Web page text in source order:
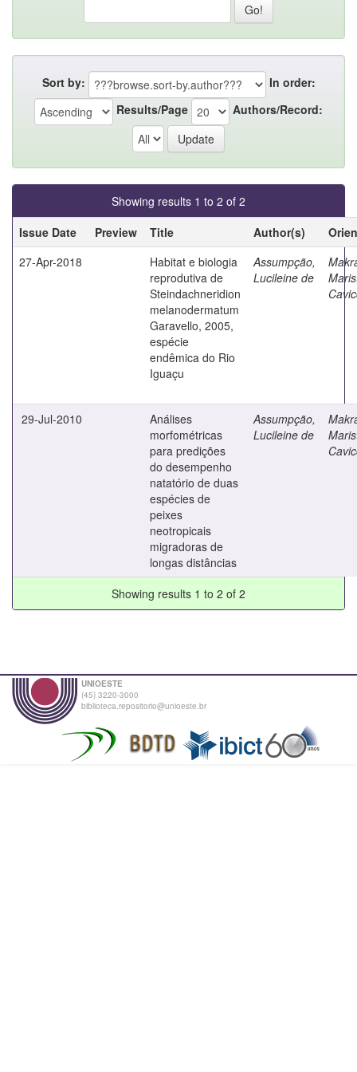
Sort by:
In order:
Results/Page
Authors/Record:
Showing results 1 to 2 of 2
Issue Date
Preview Title Author(s)
27-Apr-2018
Habitat e biologia
reprodutiva de
Steindachneridion
melanodermatum
Garavello, 2005,
espécie
endêmica do Rio
Iguaçu
Assumpção,
Lucileine de
29-Jul-2010
Análises
morfométricas
para predições
do desempenho
natatório de duas
espécies de
peixes
neotropicais
migradoras de
longas distâncias
Assumpção,
Lucileine de
Showing results 1 to 2 of 2
UNIOESTE
(45) 3220-3000
biblioteca.repositorio@unioeste.br